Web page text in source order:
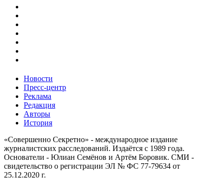
Новости
Пресс-центр
Реклама
Редакция
Авторы
История
«Совершенно Секретно» - международное издание
журналистских расследований. Издаётся с 1989 года.
Основатели - Юлиан Семёнов и Артём Боровик. CМИ -
свидетельство о регистрации ЭЛ № ФС 77-79634 от
25.12.2020 г.